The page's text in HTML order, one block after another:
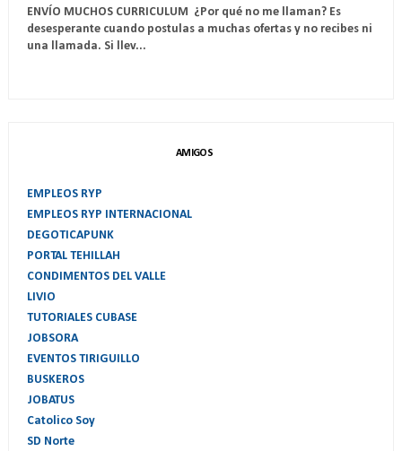
ENVÍO MUCHOS CURRICULUM ¿Por qué no me llaman? Es
desesperante cuando postulas a muchas ofertas y no recibes ni
una llamada. Si llev...
AMIGOS
EMPLEOS RYP
EMPLEOS RYP INTERNACIONAL
DEGOTICAPUNK
PORTAL TEHILLAH
CONDIMENTOS DEL VALLE
LIVIO
TUTORIALES CUBASE
JOBSORA
EVENTOS TIRIGUILLO
BUSKEROS
JOBATUS
Catolico Soy
SD Norte